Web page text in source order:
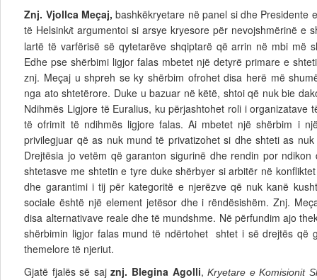
Znj. Vjollca Meçaj,bashkëkryetare në panel si dhe Presidente
të Helsinkit argumentoi si arsye kryesore për nevojshmërinë e
lartë të varfërisë së qytetarëve shqiptarë që arrin në mbi më
Edhe pse shërbimi ligjor falas mbetet një detyrë primare e
znj. Meçaj u shpreh se ky shërbim ofrohet disa herë më
nga ato shtetërore. Duke u bazuar në këtë, shtoi që nuk bie
Ndihmës Ligjore të Euralius, ku përjashtohet roli i organizatave
të ofrimit të ndihmës ligjore falas. Ai mbetet një shërbim i
privilegjuar që as nuk mund të privatizohet si dhe shteti as
Drejtësia jo vetëm që garanton sigurinë dhe rendin por
shtetasve me shtetin e tyre duke shërbyer si arbitër në
dhe garantimi i tij për kategoritë e njerëzve që nuk kanë
sociale është një element jetësor dhe i rëndësishëm. Znj.
disa alternativave reale dhe të mundshme. Në përfundim ajo
shërbimin ligjor falas mund të ndërtohet shtet i së drejtës që
themelore të njeriut.
Gjatë fjalës së sajznj. Blegina Agolli,Kryetare e Komisionit